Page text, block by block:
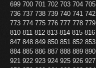
699 700 701 702 703 704 705
736 737 738 739 740 741 742
773 774 775 776 777 778 779
810 811 812 813 814 815 816
847 848 849 850 851 852 853
884 885 886 887 888 889 890
921 922 923 924 925 926 927